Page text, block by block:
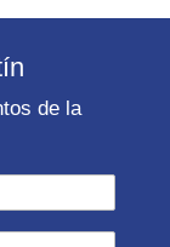
de la